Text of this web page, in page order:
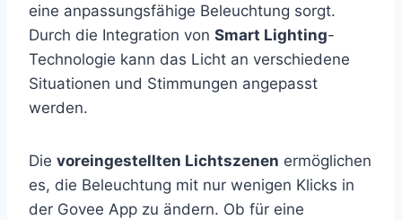
eine anpassungsfähige Beleuchtung sorgt.
Durch die Integration von Smart Lighting-
Technologie kann das Licht an verschiedene
Situationen und Stimmungen angepasst
werden.
Die voreingestellten Lichtszenen ermöglichen
es, die Beleuchtung mit nur wenigen Klicks in
der Govee App zu ändern. Ob für eine